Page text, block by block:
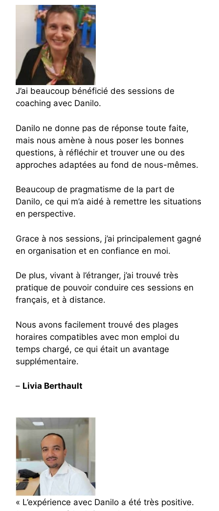
J’ai beaucoup bénéficié des sessions de
coaching avec Danilo.
Danilo ne donne pas de réponse toute faite,
mais nous amène à nous poser les bonnes
questions, à réfléchir et trouver une ou des
approches adaptées au fond de nous-mêmes.
Beaucoup de pragmatisme de la part de
Danilo, ce qui m’a aidé à remettre les situations
en perspective.
Grace à nos sessions, j’ai principalement gagné
en organisation et en confiance en moi.
De plus, vivant à l’étranger, j’ai trouvé très
pratique de pouvoir conduire ces sessions en
français, et à distance.
Nous avons facilement trouvé des plages
horaires compatibles avec mon emploi du
temps chargé, ce qui était un avantage
supplémentaire.
– Livia Berthault
« L’expérience avec Danilo a été très positive.